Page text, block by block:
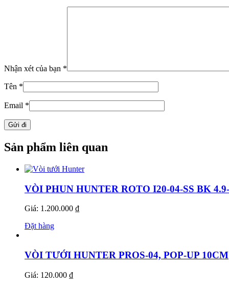
Nhận xét của bạn *
Tên *
Email *
Sản phẩm liên quan
VÒI PHUN HUNTER ROTO I20-04-SS BK
Giá: 1.200.000 ₫
Đặt hàng
VÒI TƯỚI HUNTER PROS-04, POP-UP 10CM
Giá: 120.000 ₫